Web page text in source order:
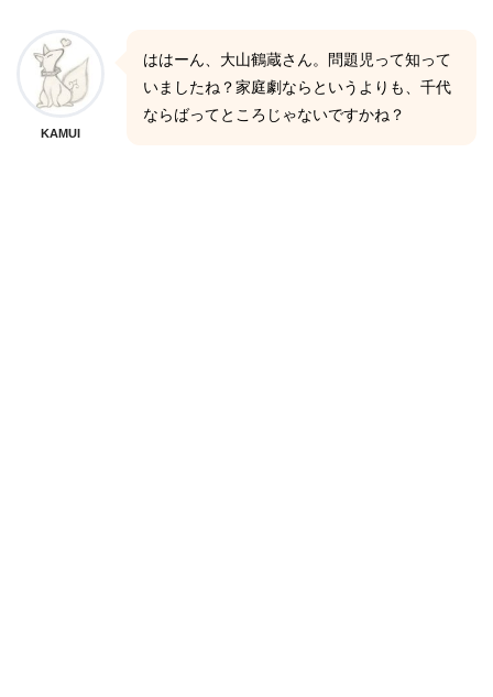
KAMUI
ははーん、大山鶴蔵さん。問題児って知って
いましたね？家庭劇ならというよりも、千代
ならばってところじゃないですかね？